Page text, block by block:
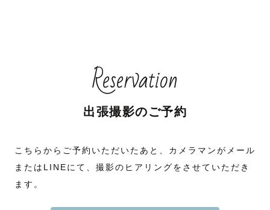
Reservation
出張撮影のご予約
こちらからご予約いただいたあと、カメラマンがメール
またはLINEにて、撮影のヒアリングをさせていただき
ます。